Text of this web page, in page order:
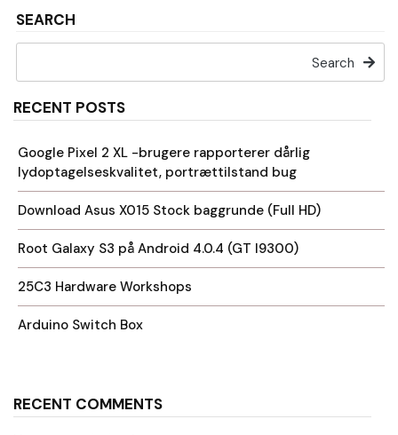
SEARCH
Search
RECENT POSTS
Google Pixel 2 XL -brugere rapporterer dårlig
lydoptagelseskvalitet, portrættilstand bug
Download Asus X015 Stock baggrunde (Full HD)
Root Galaxy S3 på Android 4.0.4 (GT I9300)
25C3 Hardware Workshops
Arduino Switch Box
RECENT COMMENTS